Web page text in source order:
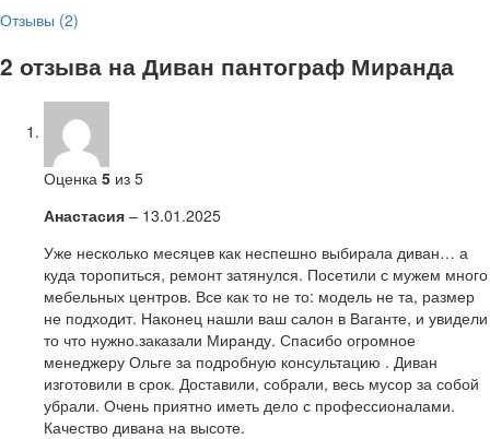
Отзывы (2)
2 отзыва на Диван пантограф Миранда
Оценка 5 из 5
Анастасия – 13.01.2025
Уже несколько месяцев как неспешно выбирала диван… а
куда торопиться, ремонт затянулся. Посетили с мужем много
мебельных центров. Все как то не то: модель не та, размер
не подходит. Наконец нашли ваш салон в Ваганте, и увидели
то что нужно.заказали Миранду. Спасибо огромное
менеджеру Ольге за подробную консультацию . Диван
изготовили в срок. Доставили, собрали, весь мусор за собой
убрали. Очень приятно иметь дело с профессионалами.
Качество дивана на высоте.